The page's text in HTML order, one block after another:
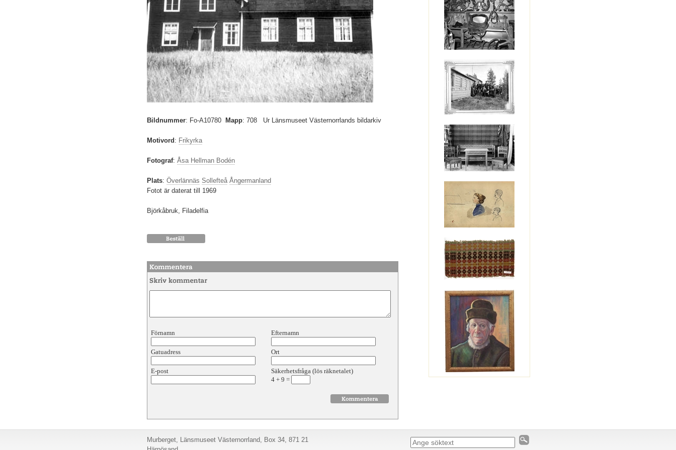
Bildnummer: Fo-A10780 Mapp: 708 Ur Länsmuseet Västernorrlands bildarkiv
Motivord : Frikyrka
Fotograf: Åsa Hellman Bodén
Plats: Överlännäs Sollefteå Ångermanland
Fotot är daterat till 1969
Björkåbruk, Filadelfia
Förnamn Efternamn
Gatuadress Ort
E-post
Säkerhetsfråga (lös räknetalet)
4 + 9 =
Murberget, Länsmuseet Västernorrland, Box 34, 871 21